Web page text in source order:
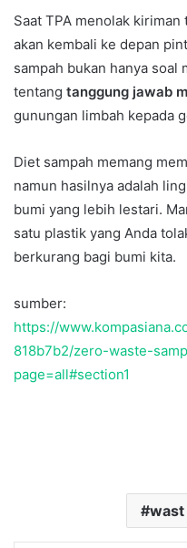
Saat TPA menolak
akan kembali ke depan
sampah bukan hanya soal
tentang tanggung jawab
gunungan limbah kepada
Diet sampah memang
namun hasilnya adalah
bumi yang lebih lestari.
satu plastik yang Anda
berkurang bagi bumi kita.
sumber:
https://
818b7b2/zero-waste-
page=all#section1
wast